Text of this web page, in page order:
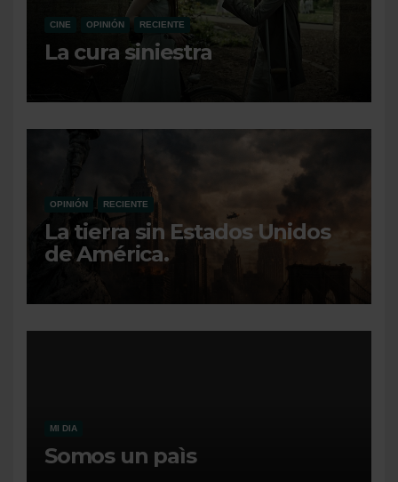
CINE OPINIÓN RECIENTE
La cura siniestra
OPINIÓN RECIENTE
La tierra sin Estados Unidos
de América.
MI DIA
Somos un paìs